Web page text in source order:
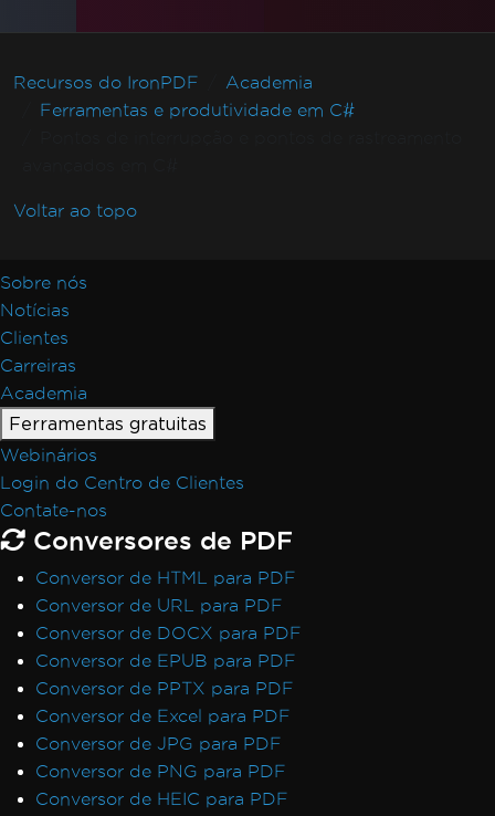
Recursos do IronPDF
Academia
Ferramentas e produtividade em C#
Voltar ao topo
Sobre nós
Notícias
Clientes
Carreiras
Academia
Ferramentas gratuitas
Webinários
Login do Centro de Clientes
Contate-nos
Conversores de PDF
Conversor de HTML para PDF
Conversor de URL para PDF
Conversor de DOCX para PDF
Conversor de EPUB para PDF
Conversor de PPTX para PDF
Conversor de Excel para PDF
Conversor de JPG para PDF
Conversor de PNG para PDF
Conversor de HEIC para PDF